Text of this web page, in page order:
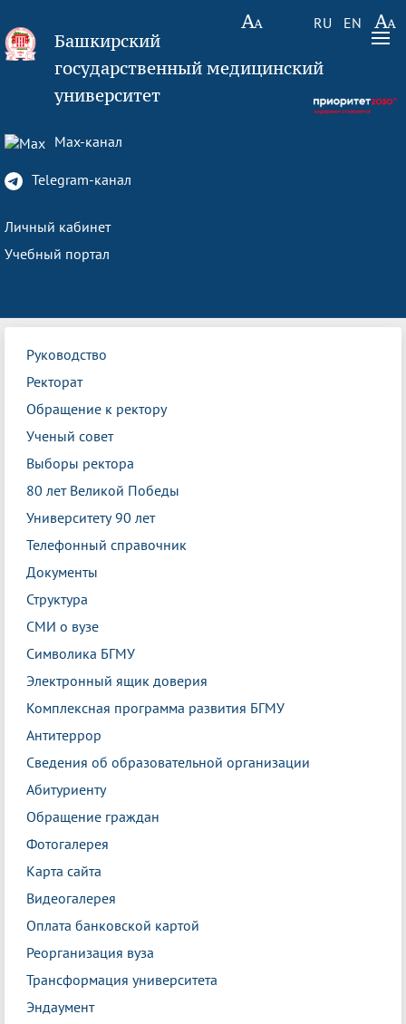
RU EN
Башкирский
государственный медицинский
университет
Max-канал
Telegram-канал
Личный кабинет
Учебный портал
Руководство
Ректорат
Обращение к ректору
Ученый совет
Выборы ректора
80 лет Великой Победы
Университету 90 лет
Телефонный справочник
Документы
Структура
СМИ о вузе
Символика БГМУ
Электронный ящик доверия
Комплексная программа развития БГМУ
Антитеррор
Сведения об образовательной организации
Абитуриенту
Обращение граждан
Фотогалерея
Карта сайта
Видеогалерея
Оплата банковской картой
Реорганизация вуза
Трансформация университета
Эндаумент